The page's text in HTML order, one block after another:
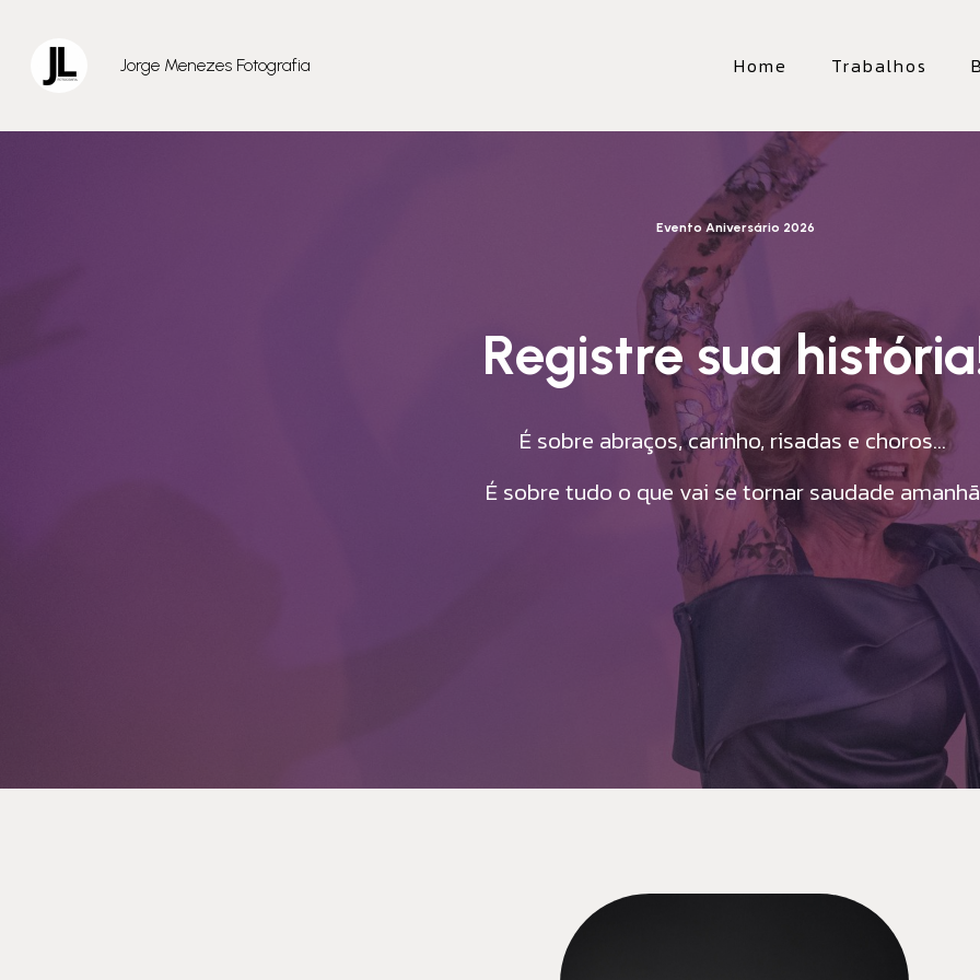
Jorge Menezes Fotografia Home Trabalhos
Evento Aniversário 2026
Registre sua
É sobre abraços, carinho, risadas e choros...
É sobre tudo o que vai se tornar saudade